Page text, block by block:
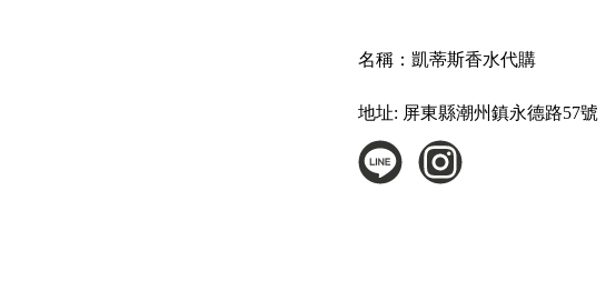
名稱： 凱蒂斯香水代購
地址: 屏東縣潮州鎮永德路57號